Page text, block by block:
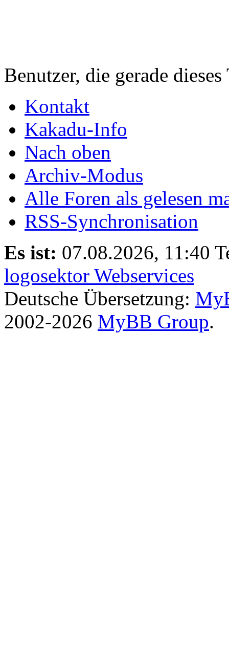
Benutzer, die gerade
Kontakt
Kakadu-Info
Nach oben
Archiv-Modus
Alle Foren als gelesen
RSS-Synchronisation
Es ist: 07.08.2026, 11:40
logosektor Webservices
Deutsche Übersetzung:
2002-2026 MyBB Group.